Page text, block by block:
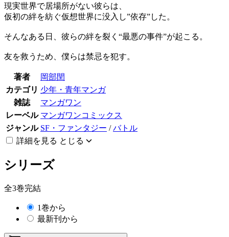
現実世界で居場所がない彼らは、
仮初の絆を紡ぐ仮想世界に没入し”依存”した。
そんなある日、彼らの絆を裂く“最悪の事件”が起こる。
友を救うため、僕らは禁忌を犯す。
著者
岡部閏
カテゴリ 少年・青年マンガ
雑誌
マンガワン
レーベル マンガワンコミックス
ジャンル SF・ファンタジー /バトル
詳細を見る とじる
シリーズ
全3巻完結
1巻から
最新刊から